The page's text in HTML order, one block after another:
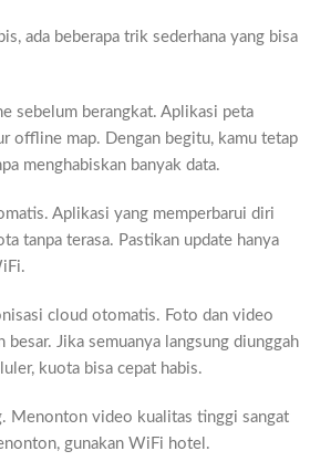
ada beberapa trik sederhana yang bisa
sebelum berangkat. Aplikasi peta
offline map. Dengan begitu, kamu tetap
menghabiskan banyak data.
Aplikasi yang memperbarui diri
tanpa terasa. Pastikan update hanya
cloud otomatis. Foto dan video
besar. Jika semuanya langsung diunggah
kuota bisa cepat habis.
Menonton video kualitas tinggi sangat
gunakan WiFi hotel.